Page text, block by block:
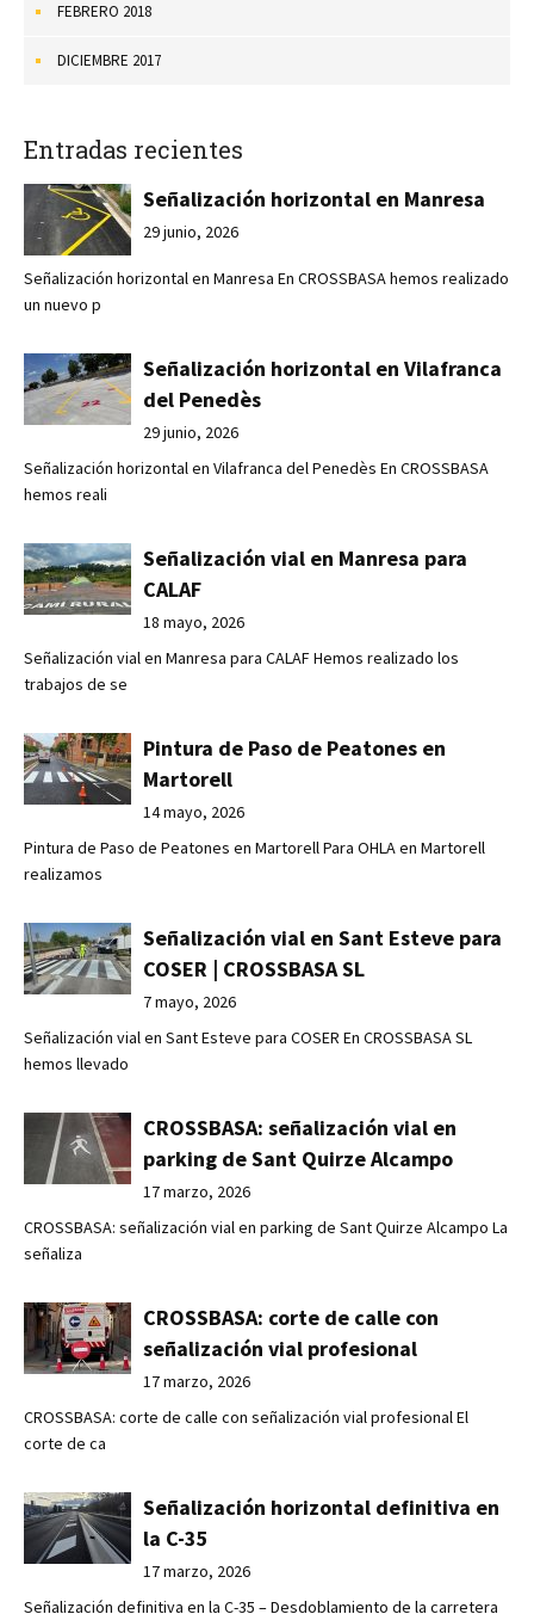
FEBRERO 2018
DICIEMBRE 2017
Entradas recientes
Señalización horizontal en Manresa
29 junio, 2026
Señalización horizontal en Manresa En CROSSBASA hemos realizado
un nuevo p
Señalización horizontal en Vilafranca
del Penedès
29 junio, 2026
Señalización horizontal en Vilafranca del Penedès En CROSSBASA
hemos reali
Señalización vial en Manresa para
CALAF
18 mayo, 2026
Señalización vial en Manresa para CALAF Hemos realizado los
trabajos de se
Pintura de Paso de Peatones en
Martorell
14 mayo, 2026
Pintura de Paso de Peatones en Martorell Para OHLA en Martorell
realizamos
Señalización vial en Sant Esteve para
COSER | CROSSBASA SL
7 mayo, 2026
Señalización vial en Sant Esteve para COSER En CROSSBASA SL
hemos llevado
CROSSBASA: señalización vial en
parking de Sant Quirze Alcampo
17 marzo, 2026
CROSSBASA: señalización vial en parking de Sant Quirze Alcampo La
señaliza
CROSSBASA: corte de calle con
señalización vial profesional
17 marzo, 2026
CROSSBASA: corte de calle con señalización vial profesional El
corte de ca
Señalización horizontal definitiva en
la C-35
17 marzo, 2026
Señalización definitiva en la C-35 – Desdoblamiento de la carretera